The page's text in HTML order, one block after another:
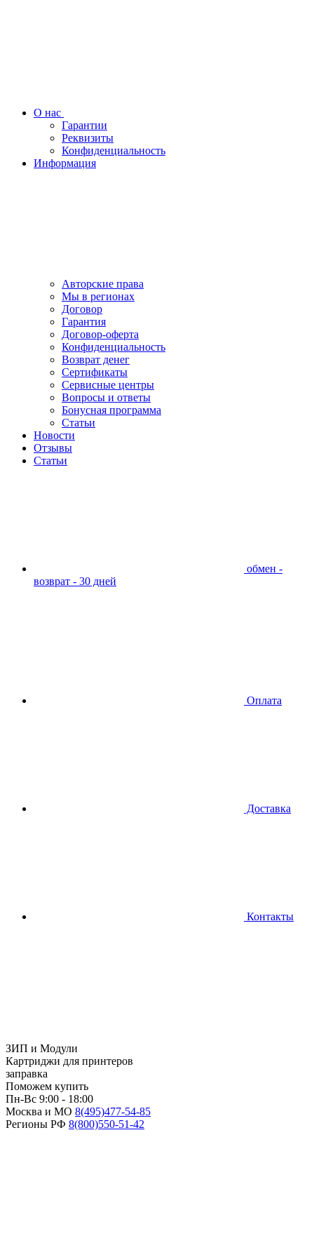
О нас
Гарантии
Реквизиты
Конфиденциальность
Информация
Авторские права
Мы в регионах
Договор
Гарантия
Договор-оферта
Конфиденциальность
Возврат денег
Сертификаты
Сервисные центры
Вопросы и ответы
Бонусная программа
Статьи
Новости
Отзывы
Статьи
обмен -
возврат - 30 дней
Оплата
Доставка
Контакты
ЗИП и Модули
Картриджи для принтеров
заправка
Поможем купить
Пн-Вс 9:00 - 18:00
Москва и МО 8(495)477-54-85
Регионы РФ 8(800)550-51-42